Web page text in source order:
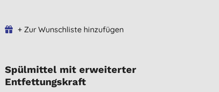
+ Zur Wunschliste hinzufügen
Spülmittel mit erweiterter
Entfettungskraft